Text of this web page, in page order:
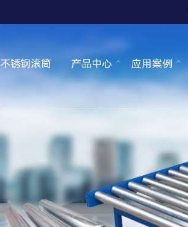
不锈钢滚筒 产品中心 应用案例